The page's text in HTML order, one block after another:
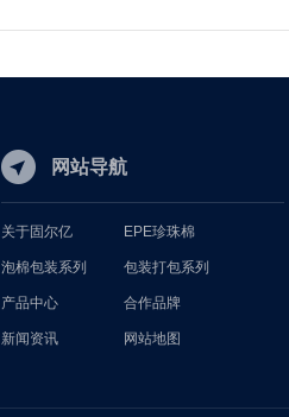
网站导航
关于固尔亿 EPE珍珠棉
泡棉包装系列 包装打包系列
产品中心 合作品牌
新闻资讯 网站地图